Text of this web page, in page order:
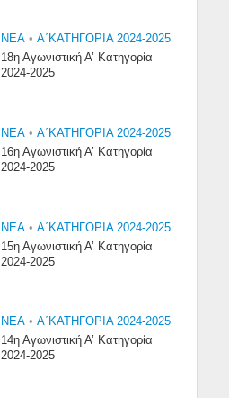
NEA • Α΄ΚΑΤΗΓΟΡΙΑ 2024-2025
18η Αγωνιστική Α’ Κατηγορία
2024-2025
NEA • Α΄ΚΑΤΗΓΟΡΙΑ 2024-2025
16η Αγωνιστική Α’ Κατηγορία
2024-2025
NEA • Α΄ΚΑΤΗΓΟΡΙΑ 2024-2025
15η Αγωνιστική Α’ Κατηγορία
2024-2025
NEA • Α΄ΚΑΤΗΓΟΡΙΑ 2024-2025
14η Αγωνιστική Α’ Κατηγορία
2024-2025